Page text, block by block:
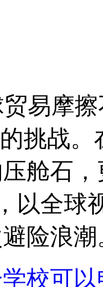
易摩
挑战
舱石
以全球
险浪潮
校可